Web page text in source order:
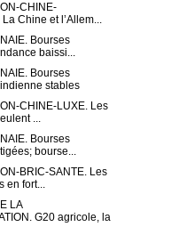
CHINE-
La Chine et l’Allem...
Bourses
baissi...
Bourses
stables
CHINE-LUXE. Les
...
Bourses
bourse...
BRIC-SANTE. Les
en fort...
LA
G20 agricole, la